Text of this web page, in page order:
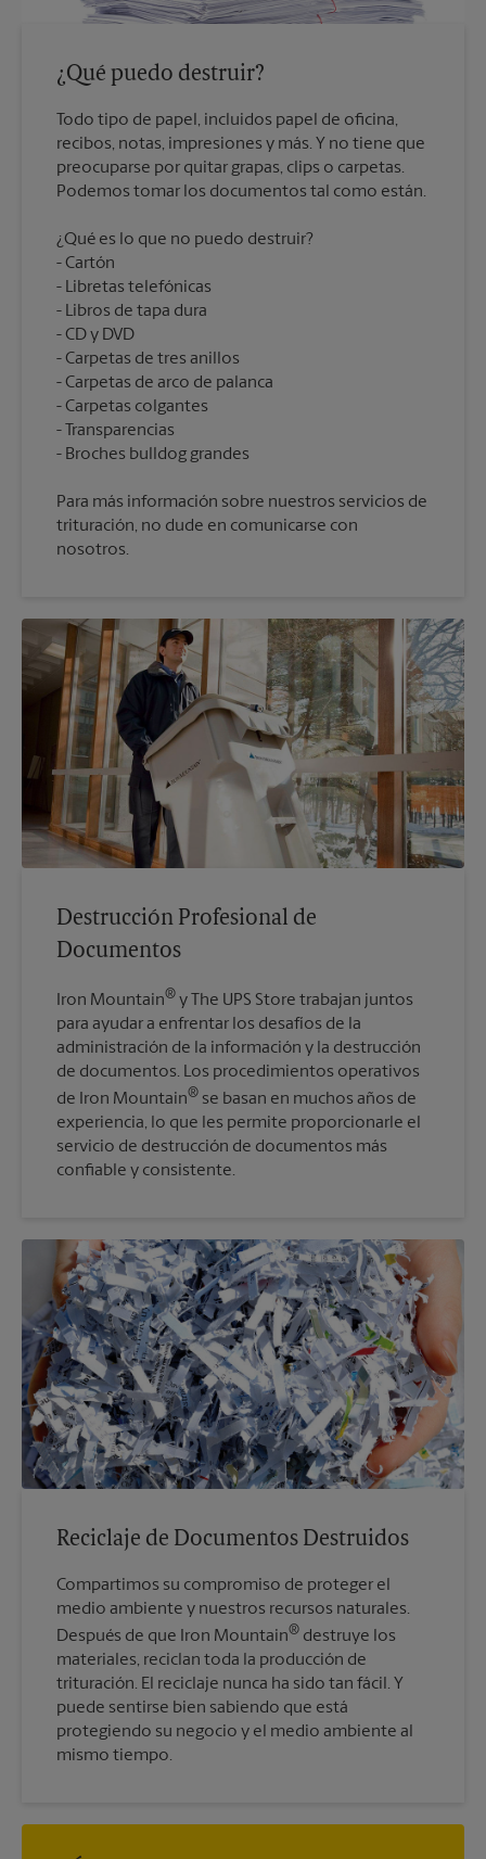
¿Qué puedo destruir?
Todo tipo de papel, incluidos papel de oficina,
recibos, notas, impresiones y más. Y no tiene que
preocuparse por quitar grapas, clips o carpetas.
¿Qué es lo que no puedo destruir?
Cartón
Libretas telefónicas
Libros de tapa dura
CD y DVD
Carpetas de tres anillos
Carpetas de arco de palanca
Carpetas colgantes
Transparencias
Para más información sobre nuestros servicios de
trituración, no dude en comunicarse con
nosotros.
Destrucción Profesional de
Documentos
Iron Mountain® y The UPS Store trabajan juntos
para ayudar a enfrentar los desafíos de la
administración de la información y la destrucción
de documentos. Los procedimientos operativos
de Iron Mountain® se basan en muchos años de
experiencia, lo que les permite proporcionarle el
servicio de destrucción de documentos más
confiable y consistente.
Reciclaje de Documentos Destruidos
Compartimos su compromiso de proteger el
medio ambiente y nuestros recursos naturales.
Después de que Iron Mountain® destruye los
materiales, reciclan toda la producción de
trituración. El reciclaje nunca ha sido tan fácil. Y
puede sentirse bien sabiendo que está
protegiendo su negocio y el medio ambiente al
mismo tiempo.